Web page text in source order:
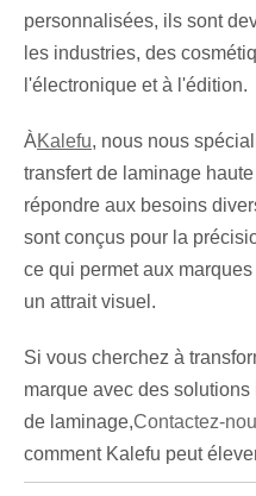
personnalisées, ils sont
les industries, des
l'électronique et à l'édition.
ÀKalefu, nous nous
transfert de laminage
répondre aux besoins
sont conçus pour la
ce qui permet aux
un attrait visuel.
Si vous cherchez à
marque avec des
de laminage,Contactez-
comment Kalefu peut